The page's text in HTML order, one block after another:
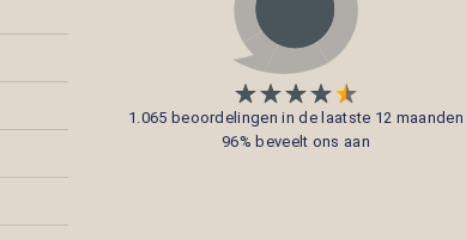
1.065 beoordelingen in de laatste 12 maanden
96% beveelt ons aan